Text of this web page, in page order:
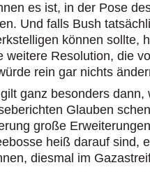
es ist, in der Pose
Und falls Bush
können sollte,
weitere Resolution, die
rein gar nichts
ganz besonders
Glauben
große
heiß darauf sind,
diesmal im